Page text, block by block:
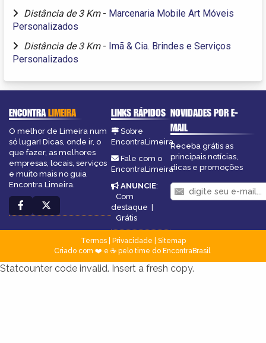
Distância de 3 Km - Marcenaria Mobile Art Móveis
Personalizados
Distância de 3 Km - Imã & Cia. Brindes e Serviços
Personalizados
ENCONTRALIMEIRA
O melhor de Limeira num
só lugar! Dicas, onde ir, o
que fazer, as melhores
empresas, locais, serviços
e muito mais no guia
Encontra Limeira.
LINKS RÁPIDOS
Sobre
EncontraLimeira
Fale com o
EncontraLimeira
ANUNCIE:
Com
destaque |
Grátis
NOVIDADES POR E-
MAIL
Receba grátis as
principais notícias,
dicas e promoções
Termos| Privacidade
Sitemap
Criado com ❤️ e ☕ pelo time do EncontraBrasil
Statcounter code invalid. Insert a fresh copy.